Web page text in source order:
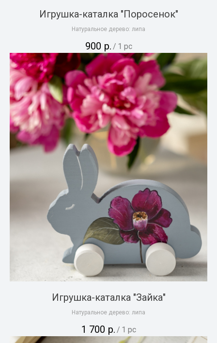
Игрушка-каталка "Поросенок"
Натуральное дерево: липа
900 р. / 1 pc
Игрушка-каталка "Зайка"
Натуральное дерево: липа
1 700 р. / 1 pc